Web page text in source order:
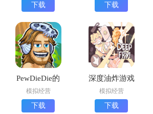
下载 下载
PewDieDie的
主播模拟器最
新版下载
(PewDiePie
模拟经营
下载
深度油炸游戏
安卓版下载
(DeepFry)
模拟经营
下载